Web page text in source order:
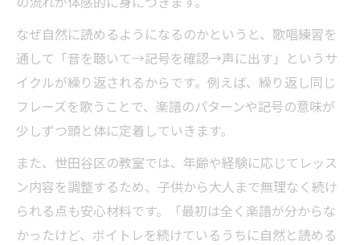
なぜ自然に読めるようになるのかというと、歌唱練習を
通して「音を聴いて→記号を確認→声に出す」というサ
イクルが繰り返されるからです。例えば、繰り返し同じ
フレーズを歌うことで、楽譜のパターンや記号の意味が
少しずつ頭と体に定着していきます。
また、世田谷区の教室では、年齢や経験に応じてレッス
ン内容を調整するため、子供から大人まで無理なく続け
られる点も安心材料です。「最初は全く楽譜が分からな
かったけど、ボイトレを続けているうちに自然と読める